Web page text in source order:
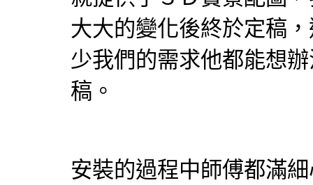
大大的變化後終於定稿
少我們的需求他都能想
稿。
安裝的過程中師傅都滿